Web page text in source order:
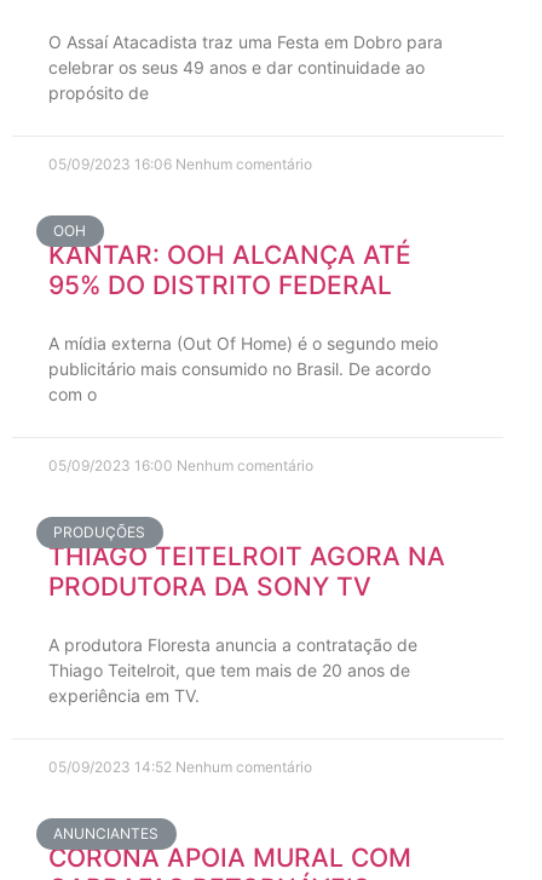
O Assaí Atacadista traz uma Festa em Dobro para
celebrar os seus 49 anos e dar continuidade ao
propósito de
05/09/2023 16:06 Nenhum comentário
OOH
KANTAR: OOH ALCANÇA ATÉ
95% DO DISTRITO FEDERAL
A mídia externa (Out Of Home) é o segundo meio
publicitário mais consumido no Brasil. De acordo
com o
05/09/2023 16:00 Nenhum comentário
PRODUÇÕES
THIAGO TEITELROIT AGORA NA
PRODUTORA DA SONY TV
A produtora Floresta anuncia a contratação de
Thiago Teitelroit, que tem mais de 20 anos de
experiência em TV.
05/09/2023 14:52 Nenhum comentário
ANUNCIANTES
CORONA APOIA MURAL COM